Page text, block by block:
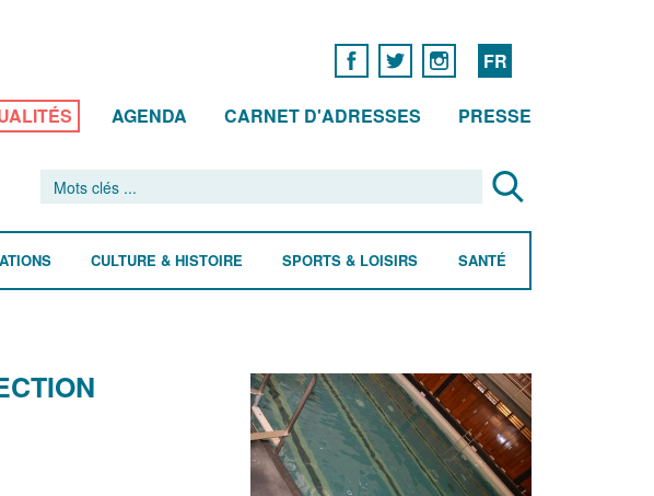
FR
AGENDA CARNET D'ADRESSES PRESSE
CULTURE & HISTOIRE SPORTS & LOISIRS SANTÉ